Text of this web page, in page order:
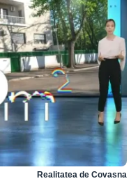
Realitatea de Covasna